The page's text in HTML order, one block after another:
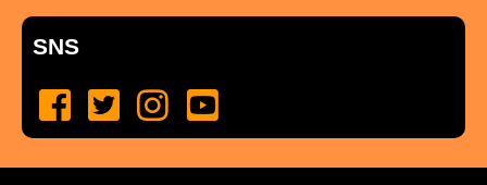
SNS